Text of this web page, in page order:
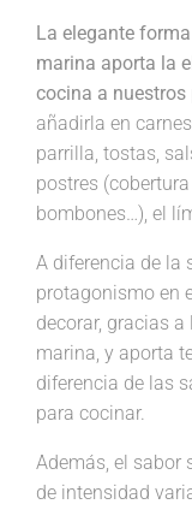
La elegante
marina aporta la
cocina a
añadirla en
parrilla, tostas,
postres
bombones…), el
A diferencia de la
protagonismo en
decorar, gracias
marina, y aporta
diferencia de las
para cocinar.
Además, el sabor
de intensidad